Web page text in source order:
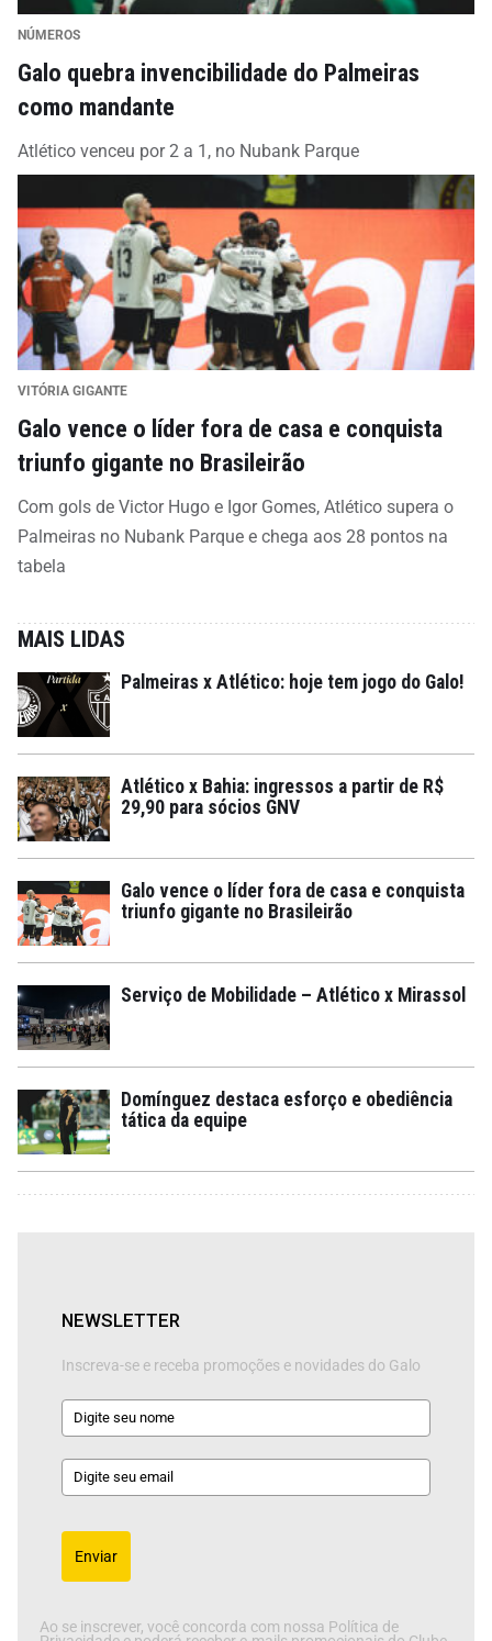
NÚMEROS
Galo quebra invencibilidade do Palmeiras
como mandante
Atlético venceu por 2 a 1, no Nubank Parque
VITÓRIA GIGANTE
Galo vence o líder fora de casa e conquista
triunfo gigante no Brasileirão
Com gols de Victor Hugo e Igor Gomes, Atlético supera o
Palmeiras no Nubank Parque e chega aos 28 pontos na
tabela
MAIS LIDAS
Palmeiras x Atlético: hoje tem jogo do Galo!
Atlético x Bahia: ingressos a partir de R$
29,90 para sócios GNV
Galo vence o líder fora de casa e conquista
triunfo gigante no Brasileirão
Serviço de Mobilidade – Atlético x Mirassol
Domínguez destaca esforço e obediência
tática da equipe
NEWSLETTER
Inscreva-se e receba promoções e novidades do Galo
Enviar
Ao se inscrever, você concorda com nossa Política de